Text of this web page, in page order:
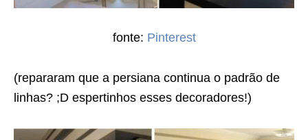
fonte: Pinterest
(repararam que a persiana continua o padrão de
linhas? ;D espertinhos esses decoradores!)